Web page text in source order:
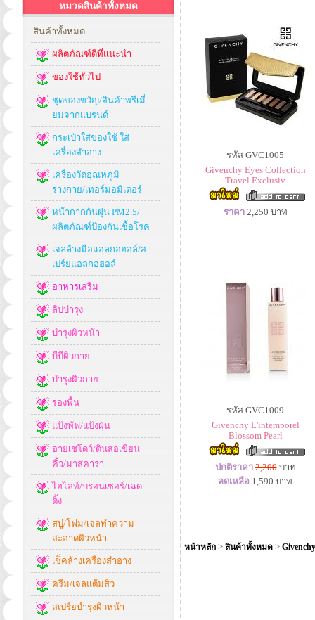
หมวดสินค้าทั้งหมด
สินค้าทั้งหมด
ผลิตภัณฑ์ดีที่แนะนำ
ของใช้ทั่วไป
ชุดของขวัญ/สินค้าพรีเมี่
ยมจากแบรนด์
กระเป๋าใส่ของใช้ ใส่
เครื่องสำอาง
เครื่องวัดอุณหภูมิ
ร่างกาย/เทอร์มอมิเตอร์
หน้ากากกันฝุ่น PM2.5/
ผลิตภัณฑ์ป้องกันเชื้อโรค
เจลล้างมือแอลกอฮอล์/ส
เปร์ยแอลกอฮอล์
อาหารเสริม
ลิปบำรุง
บำรุงผิวหน้า
บีบีผิวกาย
บำรุงผิวกาย
รองพื้น
แป้งพัฟ/แป้งฝุ่น
อายเชโดว์/ดินสอเขียน
คิ้ว/มาสคาร่า
ไฮไลท์/บรอนเซอร์/เฉด
ดิ้ง
สบู่/โฟม/เจลทำความ
สะอาดผิวหน้า
เช็คล้างเครื่องสำอาง
ครีม/เจลแต้มสิว
สเปร์ยบำรุงผิวหน้า
รหัส GVC1005
Givenchy Eyes Collection
Travel Exclusiv
ราคา 2,250 บาท
รหัส GVC1009
Givenchy L'intemporel
Blossom Pearl
ปกติราคา 2,200บาท
ลดเหลือ 1,590 บาท
หน้าหลัก > สินค้าทั้งหมด > Givenchy